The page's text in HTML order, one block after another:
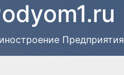
Предприятия